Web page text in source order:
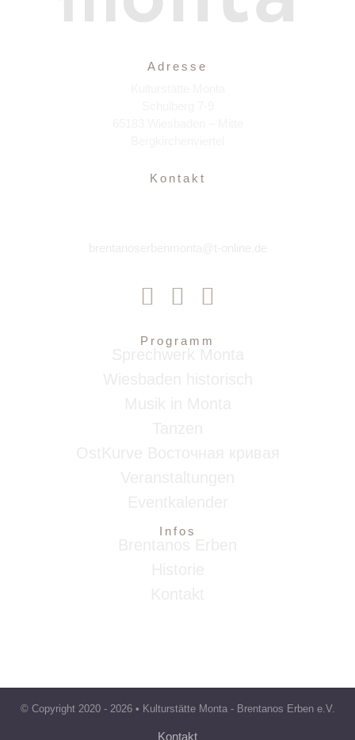
Adresse
Kontakt
Programm
Infos
© Copyright 2020 - 2026 • Kulturstätte Monta - Brentanos Erben e.V.
Kontakt